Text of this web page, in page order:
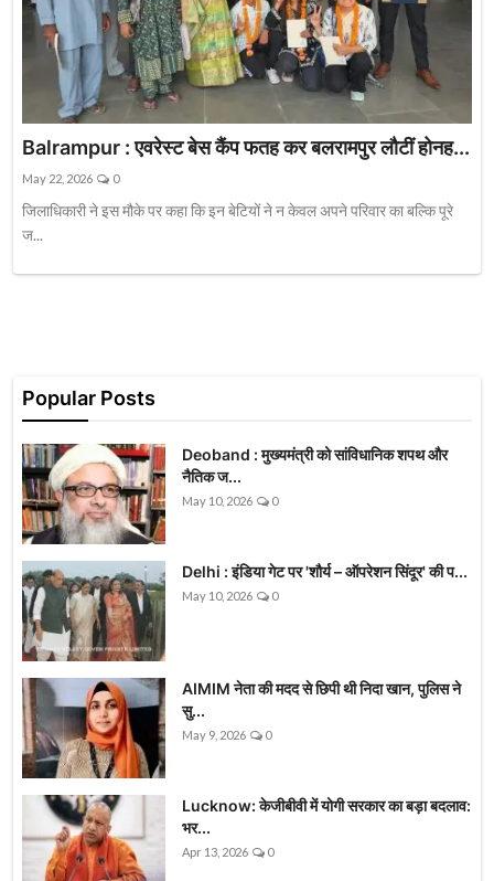
Balrampur : एवरेस्ट बेस कैंप फतह कर बलरामपुर लौटीं होनह...
May 22, 2026 0
जिलाधिकारी ने इस मौके पर कहा कि इन बेटियों ने न केवल अपने परिवार का बल्कि पूरे
ज...
Popular Posts
Deoband : मुख्यमंत्री को सांविधानिक शपथ और
नैतिक ज...
May 10, 2026 0
Delhi : इंडिया गेट पर 'शौर्य – ऑपरेशन सिंदूर' की प...
May 10, 2026 0
AIMIM नेता की मदद से छिपी थी निदा खान, पुलिस ने
सु...
May 9, 2026 0
Lucknow: केजीबीवी में योगी सरकार का बड़ा बदलाव:
भर...
Apr 13, 2026 0